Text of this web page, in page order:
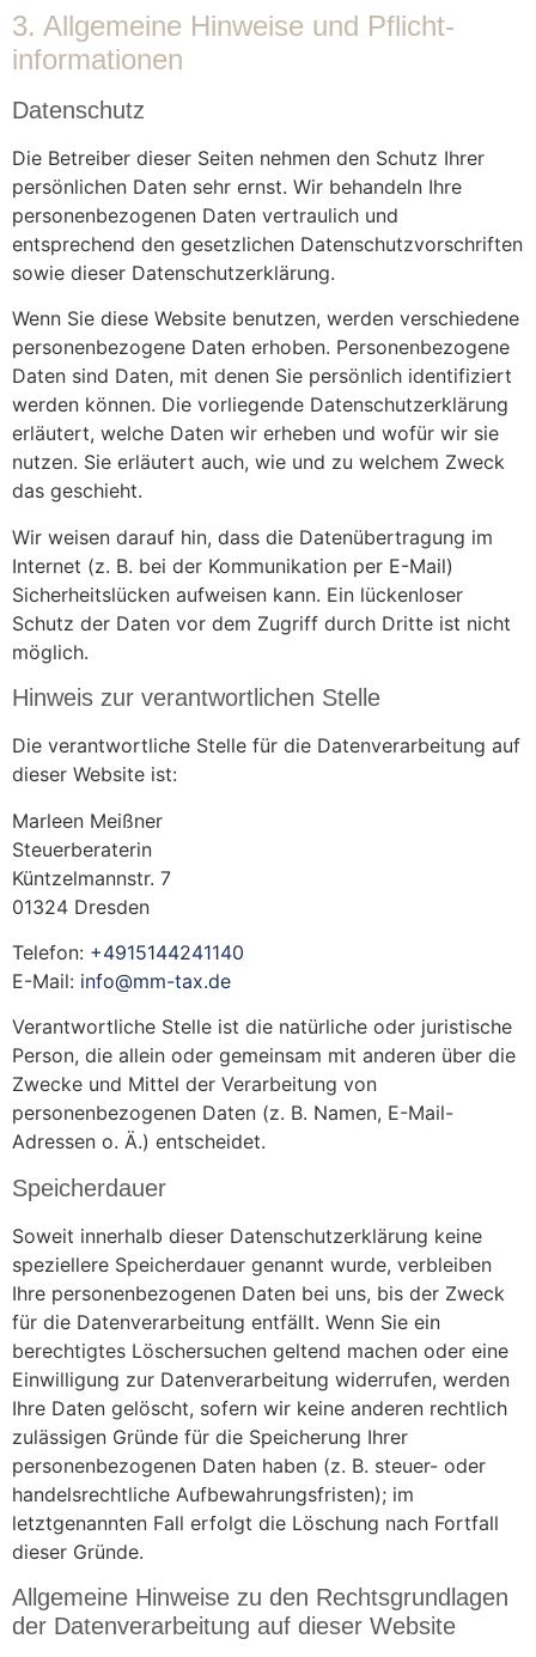
3. Allgemeine Hinweise und Pflicht­
informationen
Datenschutz
Die Betreiber dieser Seiten nehmen den Schutz Ihrer
persönlichen Daten sehr ernst. Wir behandeln Ihre
personenbezogenen Daten vertraulich und
entsprechend den gesetzlichen Datenschutzvorschriften
sowie dieser Datenschutzerklärung.
Wenn Sie diese Website benutzen, werden verschiedene
personenbezogene Daten erhoben. Personenbezogene
Daten sind Daten, mit denen Sie persönlich identifiziert
werden können. Die vorliegende Datenschutzerklärung
erläutert, welche Daten wir erheben und wofür wir sie
nutzen. Sie erläutert auch, wie und zu welchem Zweck
das geschieht.
Wir weisen darauf hin, dass die Datenübertragung im
Internet (z. B. bei der Kommunikation per E-Mail)
Sicherheitslücken aufweisen kann. Ein lückenloser
Schutz der Daten vor dem Zugriff durch Dritte ist nicht
möglich.
Hinweis zur verantwortlichen Stelle
Die verantwortliche Stelle für die Datenverarbeitung auf
dieser Website ist:
Marleen Meißner
Steuerberaterin
Küntzelmannstr. 7
01324 Dresden
Telefon: +4915144241140
E-Mail: info@mm-tax.de
Verantwortliche Stelle ist die natürliche oder juristische
Person, die allein oder gemeinsam mit anderen über die
Zwecke und Mittel der Verarbeitung von
personenbezogenen Daten (z. B. Namen, E-Mail-
Adressen o. Ä.) entscheidet.
Speicherdauer
Soweit innerhalb dieser Datenschutzerklärung keine
speziellere Speicherdauer genannt wurde, verbleiben
Ihre personenbezogenen Daten bei uns, bis der Zweck
für die Datenverarbeitung entfällt. Wenn Sie ein
berechtigtes Löschersuchen geltend machen oder eine
Einwilligung zur Datenverarbeitung widerrufen, werden
Ihre Daten gelöscht, sofern wir keine anderen rechtlich
zulässigen Gründe für die Speicherung Ihrer
personenbezogenen Daten haben (z. B. steuer- oder
handelsrechtliche Aufbewahrungsfristen); im
letztgenannten Fall erfolgt die Löschung nach Fortfall
dieser Gründe.
Allgemeine Hinweise zu den Rechtsgrundlagen
der Datenverarbeitung auf dieser Website